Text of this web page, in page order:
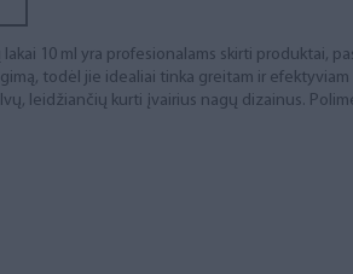
10 ml yra profesionalams skirti produktai,
todėl jie idealiai tinka greitam ir
leidžiančių kurti įvairius nagų dizainus.